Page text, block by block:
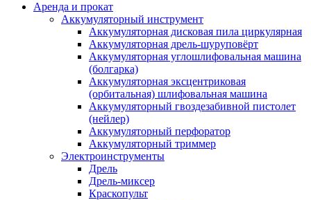
Аренда и прокат
Аккумуляторный инструмент
Аккумуляторная дисковая пила циркулярная
Аккумуляторная дрель-шуруповёрт
Аккумуляторная углошлифовальная машина
(болгарка)
Аккумуляторная эксцентриковая
(орбитальная) шлифовальная машина
Аккумуляторный гвоздезабивной пистолет
(нейлер)
Аккумуляторный перфоратор
Аккумуляторный триммер
Электроинструменты
Дрель
Дрель-миксер
Краскопульт